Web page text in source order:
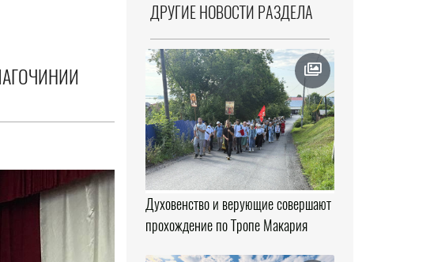
ДРУГИЕ НОВОСТИ РАЗДЕЛА
Духовенство и верующие совершают
прохождение по Тропе Макария